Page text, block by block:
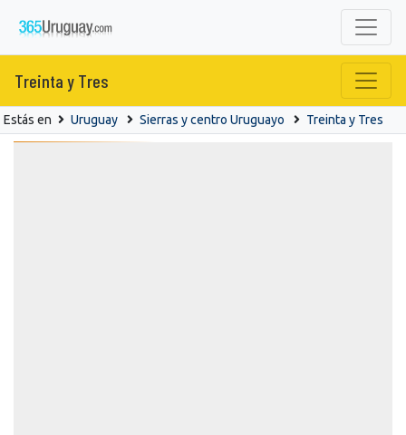
Treinta y Tres
Estás en Uruguay Sierras y centro Uruguayo Treinta y Tres